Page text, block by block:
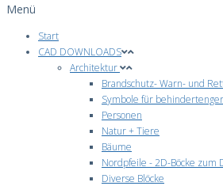
Menü
Start
CAD DOWNLOADS
Architektur
Brandschutz- Warn- und
Symbole für
Personen
Natur + Tiere
Bäume
Nordpfeile - 2D-Böcke zum
Diverse Blöcke